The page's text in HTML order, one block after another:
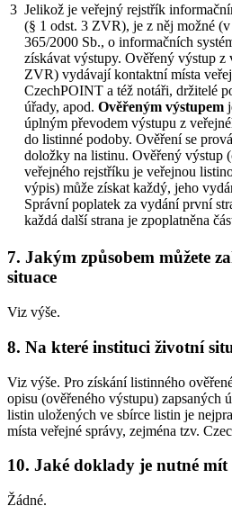
3 Jelikož je veřejný rejstřík
(§ 1 odst. 3 ZVR), je z něj možné (v
365/2000 Sb., o informačních
získávat výstupy. Ověřený výstup z
ZVR) vydávají kontaktní místa
CzechPOINT a též notáři, držitelé
úřady, apod. Ověřeným výstupem
úplným převodem výstupu z
do listinné podoby. Ověření se
doložky na listinu. Ověřený výstup
veřejného rejstříku je veřejnou
výpis) může získat každý, jeho
Správní poplatek za vydání první
každá další strana je zpoplatněna
7. Jakým způsobem můžete
situace
Viz výše.
8. Na které instituci životní
Viz výše. Pro získání listinného
opisu (ověřeného výstupu) zapsaných
listin uložených ve sbírce listin je
místa veřejné správy, zejména tzv.
10. Jaké doklady je nutné mít
Žádné.